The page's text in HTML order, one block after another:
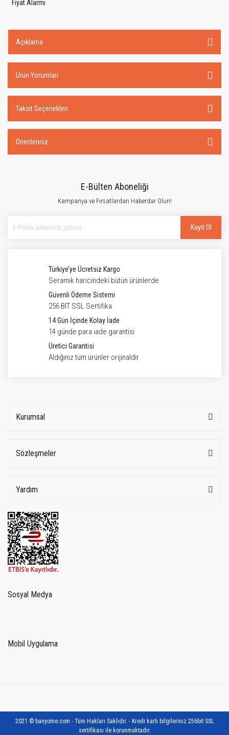
Fiyat Alarmı
Açıklama
Ürün Yorumları
Taksit Seçenekleri
Önerileriniz
E-Bülten Aboneliği
Kampanya ve Fırsatlardan Haberdar Olun!
Kayıt Ol
Türkiye’ye Ücretsiz Kargo
Seramik haricindeki bütün ürünlerde
Güvenli Ödeme Sistemi
256 BIT SSL Sertifika
14 Gün İçinde Kolay İade
14 günde para iade garantisi
Üretici Garantisi
Aldığınız tüm ürünler orijinaldir
Kurumsal
Sözleşmeler
Yardım
Sosyal Medya
Mobil Uygulama
2021 © banyome.com - Tüm Hakları Saklıdır. - Kredi kartı bilgileriniz 256bit SSL
sertifikası ile korunmaktadır.